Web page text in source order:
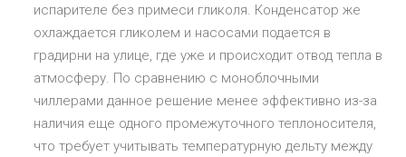
испарителе без примеси гликоля. Конденсатор же
охлаждается гликолем и насосами подается в
градирни на улице, где уже и происходит отвод тепла в
атмосферу. По сравнению с моноблочными
чиллерами данное решение менее эффективно из-за
наличия еще одного промежуточного теплоносителя,
что требует учитывать температурную дельту между